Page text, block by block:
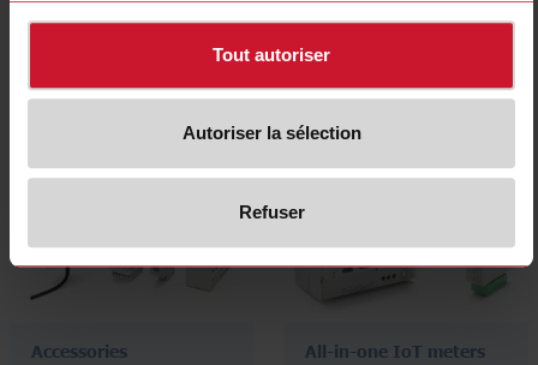
Tout autoriser
Autoriser la sélection
Refuser
DC metering
Accessories All-in-one IoT meters